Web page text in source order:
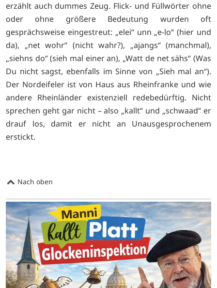
erzählt auch dummes Zeug. Flick- und Füllwörter ohne
oder ohne größere Bedeutung wurden oft
gesprächsweise eingestreut: „elei“ unn „e-lo“ (hier und
da), „net wohr“ (nicht wahr?), „ajangs“ (manchmal),
„siehns do“ (sieh mal einer an), „Watt de net sähs“ (Was
Du nicht sagst, ebenfalls im Sinne von „Sieh mal an“).
Der Nordeifeler ist von Haus aus Rheinfranke und wie
andere Rheinländer existenziell redebedürftig. Nicht
sprechen geht gar nicht – also „kallt“ und „schwaad“ er
drauf los, damit er nicht an Unausgesprochenem
erstickt.
Nach oben